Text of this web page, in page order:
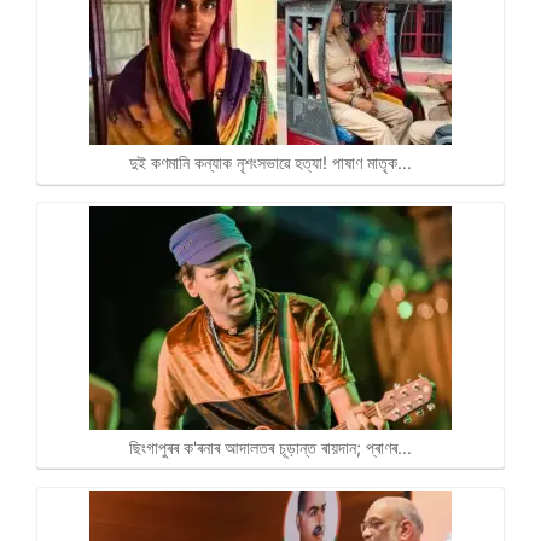
দুই কণমানি কন্যাক নৃশংসভাৱে হত্যা! পাষাণ মাতৃক…
ছিংগাপুৰৰ ক'ৰনাৰ আদালতৰ চূড়ান্ত ৰায়দান; প্ৰাণৰ…